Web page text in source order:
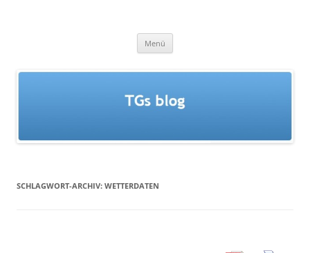
Menü
SCHLAGWORT-ARCHIV: WETTERDATEN